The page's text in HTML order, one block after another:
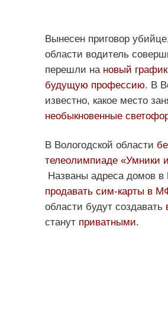
Вынесен приговор
области водитель
перешли на новый
будущую профессию. В
известно, какое место
необыкновенные
В Вологодской области
телеолимпиаде «Умники
Названы адреса домов в
продавать сим-карты в
области будут создавать
станут приватными.